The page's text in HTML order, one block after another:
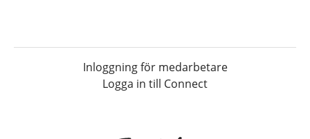
Inloggning för medarbetare
Logga in till Connect